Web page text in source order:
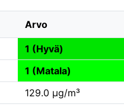
Arvo
1 (Hyvä)
1 (Matala)
129.0 µg/m³